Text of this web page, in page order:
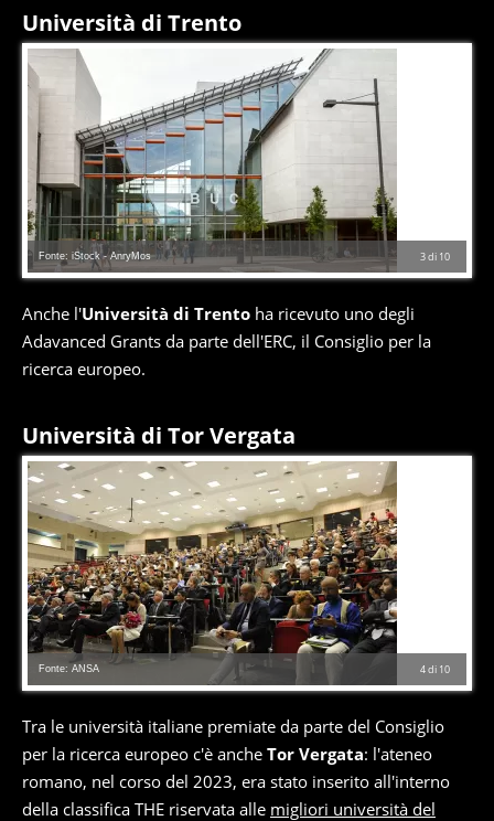
Università di Trento
3di 10
Fonte: iStock - AnryMos
Anche l'Università di Trento ha ricevuto uno degli
Adavanced Grants da parte dell'ERC, il Consiglio per la
ricerca europeo.
Università di Tor Vergata
4di 10
Fonte: ANSA
Tra le università italiane premiate da parte del Consiglio
per la ricerca europeo c'è anche Tor Vergata: l'ateneo
romano, nel corso del 2023, era stato inserito all'interno
della classifica THE riservata alle migliori università del